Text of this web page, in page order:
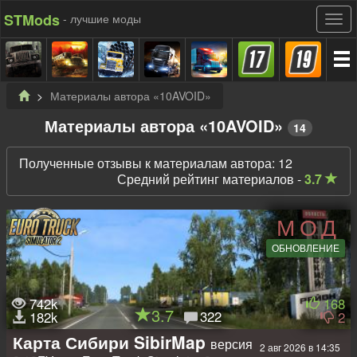
STMods - лучшие моды
Материалы автора «10AVOID»
Материалы автора «10AVOID» 14
Полученные отзывы к материалам автора: 12
Средний рейтинг материалов -3.7
МОД
ОБНОВЛЕНИЕ
742k
182k 3.7 322
168
2
2 авг 2026 в 14:35
Карта Сибири SibirMap версия